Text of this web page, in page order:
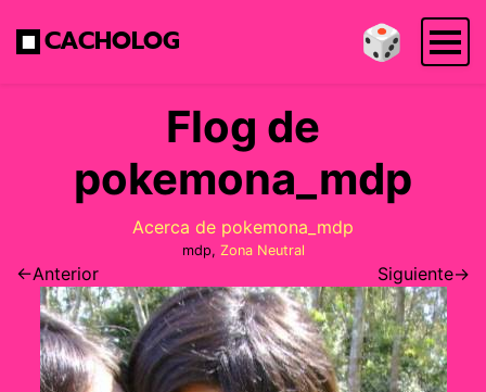
CACHOLOG 🎲
Flog de
pokemona_mdp
Acerca de pokemona_mdp
mdp, Zona Neutral
←Anterior Siguiente→